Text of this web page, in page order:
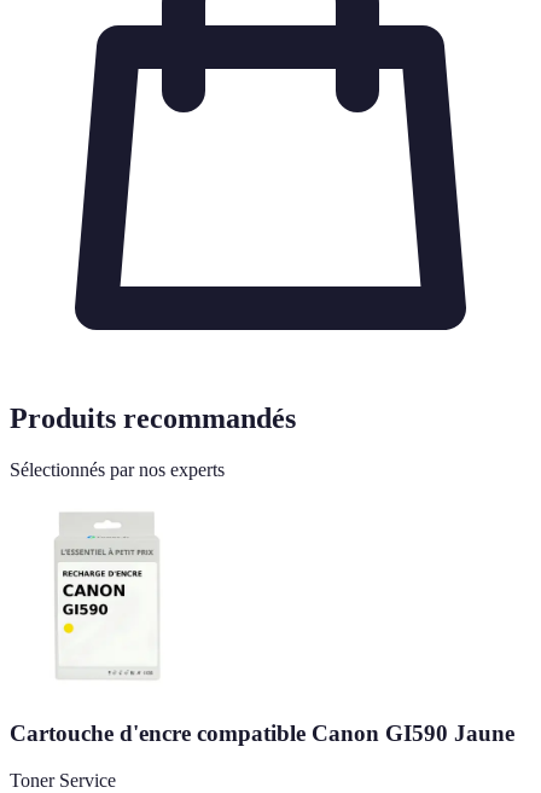
Produits recommandés
Sélectionnés par nos experts
Cartouche d'encre compatible Canon GI590 Jaune
Toner Service